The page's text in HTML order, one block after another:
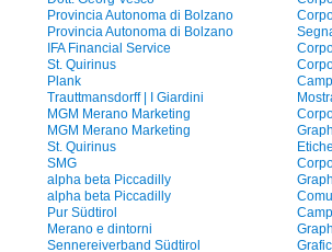
Provincia Autonoma di Bolzano
Provincia Autonoma di Bolzano
IFA Financial Service
St. Quirinus
Plank
Trauttmansdorff | I Giardini
MGM Merano Marketing
MGM Merano Marketing
St. Quirinus
SMG
alpha beta Piccadilly
alpha beta Piccadilly
Pur Südtirol
Merano e dintorni
Sennereiverband Südtirol